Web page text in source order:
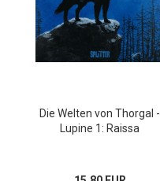
Die Welten von Thorgal -
Lupine 1: Raissa